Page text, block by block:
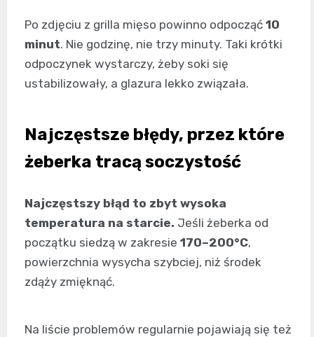
Po zdjęciu z grilla mięso powinno odpocząć 10
minut. Nie godzinę, nie trzy minuty. Taki krótki
odpoczynek wystarczy, żeby soki się
ustabilizowały, a glazura lekko związała.
Najczęstsze błędy, przez które
żeberka tracą soczystość
Najczęstszy błąd to zbyt wysoka
temperatura na starcie. Jeśli żeberka od
początku siedzą w zakresie 170–200°C,
powierzchnia wysycha szybciej, niż środek
zdąży zmięknąć.
Na liście problemów regularnie pojawiają się też